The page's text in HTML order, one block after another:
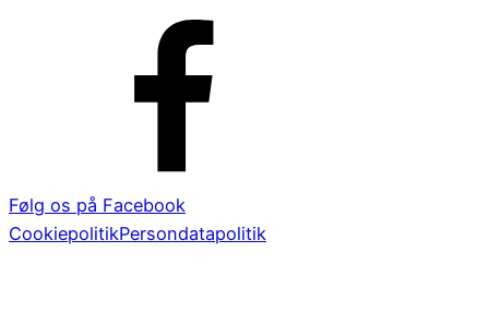
Følg os på Facebook
CookiepolitikPersondatapolitik